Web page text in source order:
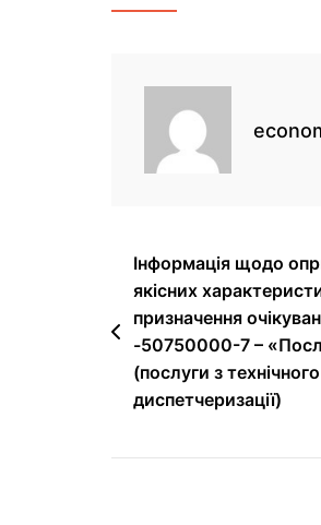
Інформація щодо
якісних
призначення
-50750000-7 –
(послуги з
диспетчеризації)